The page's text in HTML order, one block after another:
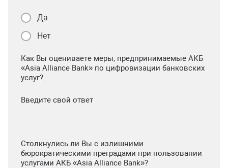
Да
Нет
Как Вы оцениваете меры, предпринимаемые АКБ
«Asia Alliance Bank» по цифровизации банковских
услуг?
Введите свой ответ
Столкнулись ли Вы с излишними
бюрократическими преградами при пользовании
услугами АКБ «Asia Alliance Bank»?